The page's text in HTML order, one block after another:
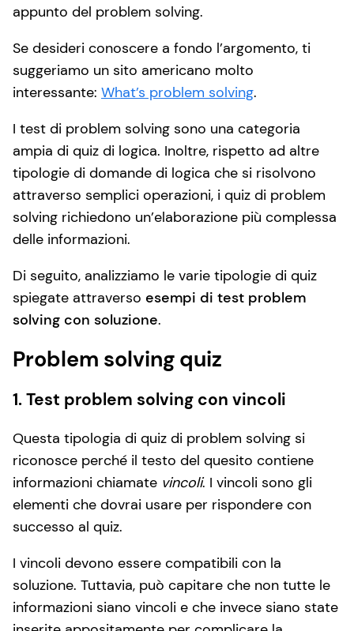
appunto del problem solving.
Se desideri conoscere a fondo l’argomento, ti
suggeriamo un sito americano molto
interessante: What’s problem solving.
I test di problem solving sono una categoria
ampia di quiz di logica. Inoltre, rispetto ad altre
tipologie di domande di logica che si risolvono
attraverso semplici operazioni, i quiz di problem
solving richiedono un’elaborazione più complessa
delle informazioni.
Di seguito, analizziamo le varie tipologie di quiz
spiegate attraverso esempi di test problem
solving con soluzione.
Problem solving quiz
1. Test problem solving con vincoli
Questa tipologia di quiz di problem solving si
riconosce perché il testo del quesito contiene
informazioni chiamate vincoli. I vincoli sono gli
elementi che dovrai usare per rispondere con
successo al quiz.
I vincoli devono essere compatibili con la
soluzione. Tuttavia, può capitare che non tutte le
informazioni siano vincoli e che invece siano state